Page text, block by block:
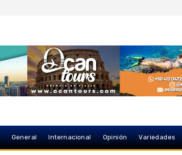
General Internacional Opinión Variedades